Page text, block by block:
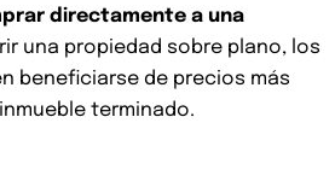
directamente a una
una propiedad sobre plano, los
beneficiarse de precios más
terminado.